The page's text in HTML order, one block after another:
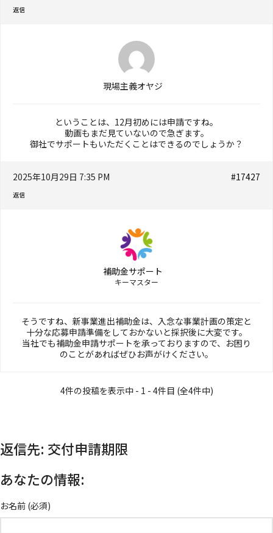
返信
現場主義オヤジ
ということは、12月初めには申請ですね。
動画もまだ見ていないので急ぎます。
御社でサポートもいただくことはできるのでしょうか？
2025年10月29日 7:35 PM #17427
返信
補助金サポート
キーマスター
そうですね、新事業進出補助金は、入念な事業計画の策定と
十分な応募申請準備をしておかないと採択後に大変です。
当社でも補助金申請サポートを承っておりますので、お困り
のことがあればぜひお声がけください。
4件の投稿を表示中 - 1 - 4件目 (全4件中)
返信先: 交付申請期限
あなたの情報:
お名前 (必須)